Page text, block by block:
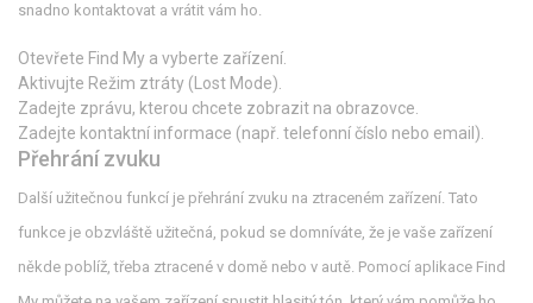
snadno kontaktovat a vrátit vám ho.
Otevřete Find My a vyberte zařízení.
Aktivujte Režim ztráty (Lost Mode).
Zadejte zprávu, kterou chcete zobrazit na obrazovce.
Zadejte kontaktní informace (např. telefonní číslo nebo email).
Přehrání zvuku
Další užitečnou funkcí je přehrání zvuku na ztraceném zařízení. Tato
funkce je obzvláště užitečná, pokud se domníváte, že je vaše zařízení
někde poblíž, třeba ztracené v domě nebo v autě. Pomocí aplikace Find